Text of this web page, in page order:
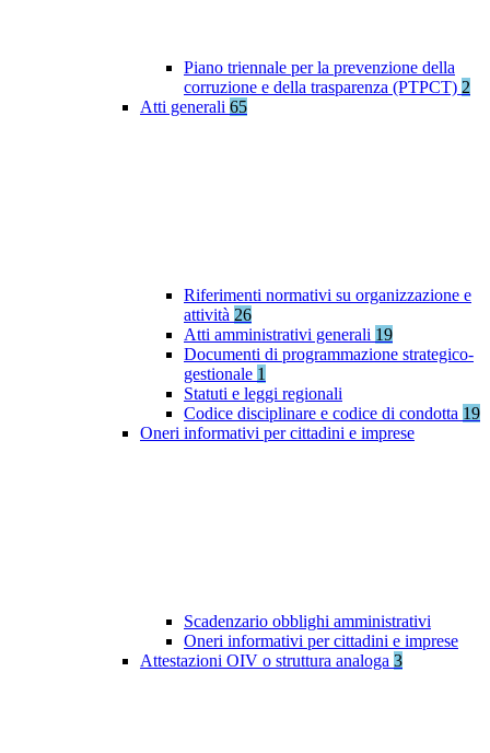
Piano triennale per la prevenzione della
corruzione e della trasparenza (PTPCT) 2
Atti generali 65
Riferimenti normativi su organizzazione e
attività 26
Atti amministrativi generali 19
Documenti di programmazione strategico-
gestionale 1
Statuti e leggi regionali
Codice disciplinare e codice di condotta 19
Oneri informativi per cittadini e imprese
Scadenzario obblighi amministrativi
Oneri informativi per cittadini e imprese
Attestazioni OIV o struttura analoga 3